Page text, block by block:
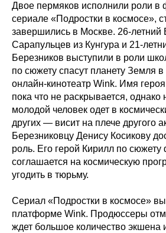
Двое пермяков исполнили роли в
сериале «Подростки в космосе»,
завершились в Москве. 26-
Сарапульцев из Кунгура и 21-
Березников выступили в роли
по сюжету спасут планету Земля
онлайн-кинотеатр Wink. Имя
пока что не раскрывается, однако
молодой человек одет в
других — висит на плече другого
Березниковцу Денису Косикову
роль. Его герой Кирилл по
соглашается на космическую
угодить в тюрьму.
Сериал «Подростки в космосе»
платформе Wink. Продюссеры
ждет большое количество экшена